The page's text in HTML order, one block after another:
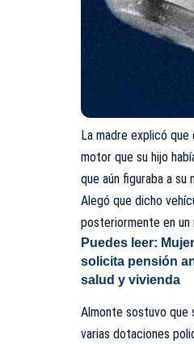
La madre explicó
motor que su hijo
que aún figuraba a
Alegó que dicho
posteriormente en
Puedes leer:
solicita pensión
salud y vivienda
Almonte sostuvo que
varias dotaciones